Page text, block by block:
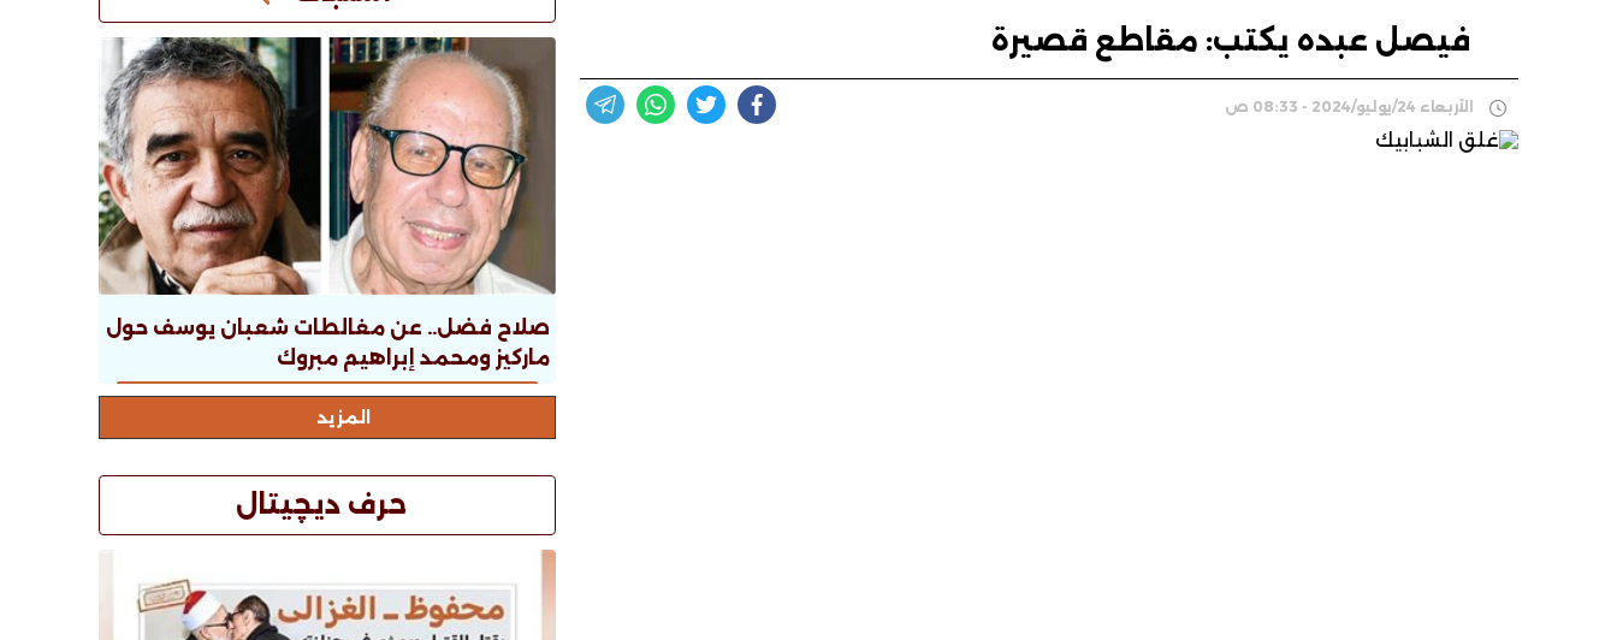
فيصل عبده يكتب: مقاطع قصيرة
الأربعاء 24/يوليو/2024 - 08:33 ص
صلاح فضل.. عن مغالطات شعبان يوسف حول
ماركيز ومحمد إبراهيم مبروك
المزيد
حرف ديچيتال